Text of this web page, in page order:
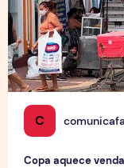
C
Copa aquece